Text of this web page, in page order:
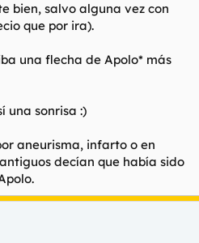
bien, salvo alguna vez con
que por ira).
una flecha de Apolo* más
una sonrisa :)
aneurisma, infarto o en
decían que había sido